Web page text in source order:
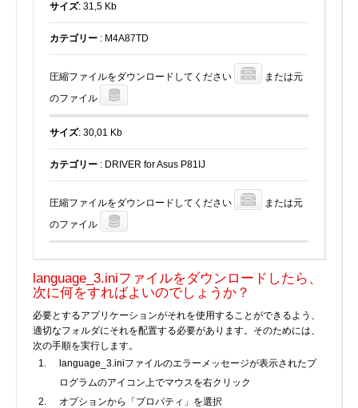
プラグインファイル
設定ファイル
表計算ファイル
システムファイル
テキストファイル
動画ファイル
ドライバのカテゴリー
Bluetooth
カードリーダー
DVD /ブルーレイ・プレーヤー
ファームウェア
HDD, SSD, NAS, USB
サイズ: 31,5 Kb
カテゴリー : M4A87TD
圧縮ファイルをダウンロードしてください
または元
のファイル
サイズ: 30,01 Kb
カテゴリー : DRIVER for Asus P81IJ
圧縮ファイルをダウンロードしてください
または元
のファイル
language_3.iniファイルをダウンロードしたら、
次に何をすればよいのでしょうか？
必要とするアプリケーションがそれを使用することができるよう、
適切なフォルダにそれを配置する必要があります。そのためには、
次の手順を実行します。
language_3.iniファイルのエラーメッセージが表示されたプ
ログラムのアイコン上でマウスを右クリック
オプションから「プロパティ」を選択